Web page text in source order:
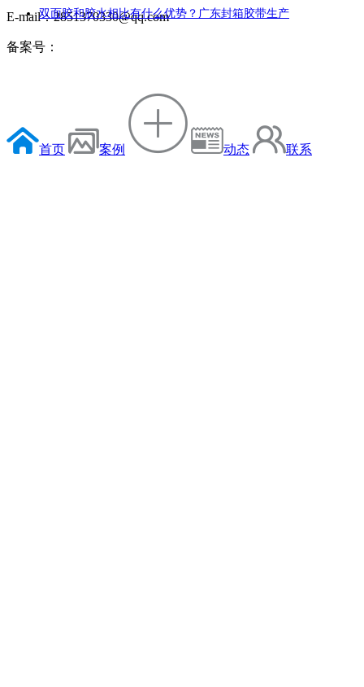
双面胶和胶水相比有什么优势？广东封箱胶带生产
E-mail：2851370330@qq.com
备案号：
首页 案例 动态 联系